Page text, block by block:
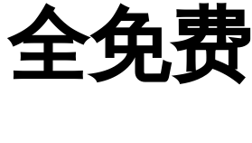
全免费